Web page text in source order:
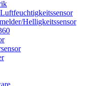
Helligkeitssensor